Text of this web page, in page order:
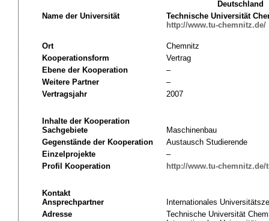
Deutschland
Name der Universität
Technische Universität
http://www.tu-chemnitz.de/
Ort
Chemnitz
Kooperationsform
Vertrag
Ebene der Kooperation
–
Weitere Partner
–
Vertragsjahr
2007
Inhalte der Kooperation
Sachgebiete
Maschinenbau
Gegenstände der Kooperation
Austausch Studierende
Einzelprojekte
–
Profil Kooperation
http://www.tu-chemnitz.de/
Kontakt
Ansprechpartner
Internationales
Adresse
Technische Universität